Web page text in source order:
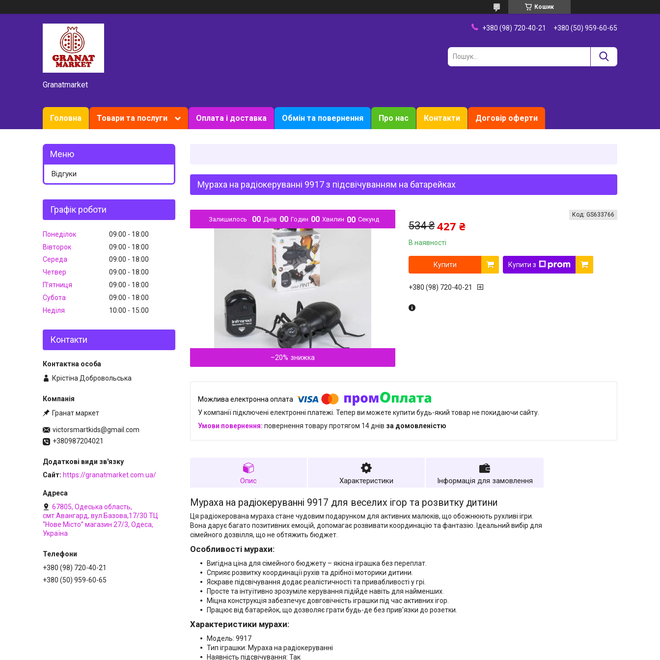
Кошик
Granatmarket
+380 (98) 720-40-21 +380 (50) 959-60-65
Головна Товари та послуги Оплата і доставка Обмін та повернення Про нас Контакти Договір оферти
Мураха на радіокеруванні 9917 з підсвічуванням на батарейках
Залишилось 00 Днів 00 Годин 00 Хвилин 00 Секунд
–20%
534 ₴ 427 ₴
В наявності
Код: GS633766
Купити Купити з
+380 (98) 720-40-21
У компанії підключені електронні платежі. Тепер ви можете купити будь-який товар не покидаючи сайту.
повернення товару протягом 14 днів за домовленістю
Опис Характеристики Інформація для замовлення
Мураха на радіокеруванні 9917 для веселих ігор та розвитку дитини
Ця радіокерована мураха стане чудовим подарунком для активних малюків, що обожнюють рухливі ігри.
Вона дарує багато позитивних емоцій, допомагає розвивати координацію та фантазію. Ідеальний вибір для
сімейного дозвілля, що не обтяжить бюджет.
Особливості мурахи:
Вигідна ціна для сімейного бюджету – якісна іграшка без переплат.
Сприяє розвитку координації рухів та дрібної моторики дитини.
Яскраве підсвічування додає реалістичності та привабливості у грі.
Просте та інтуїтивно зрозуміле керування підійде навіть для найменших.
Міцна конструкція забезпечує довговічність іграшки під час активних ігор.
Працює від батарейок, що дозволяє грати будь-де без прив'язки до розетки.
Характеристики мурахи:
Модель: 9917
Тип іграшки: Мураха на радіокеруванні
Наявність підсвічування: Так
Відгуки
Графік роботи
Понеділок 09:00
18:00
Вівторок
09:00
18:00
Середа
09:00
18:00
Четвер
09:00
18:00
Пʼятниця
09:00
18:00
Субота
09:00
18:00
Неділя
10:00 15:00
Контакти
Крістіна Добровольська
Гранат маркет
victorsmartkids@gmail.com
+380987204021
Сайт https://granatmarket.com.ua/
67805, Одеська область,
смт.Авангард, вул.Базова,17/30 ТЦ
“Нове Місто” магазин 27/3, Одеса,
Україна
+380 (98) 720-40-21
+380 (50) 959-60-65